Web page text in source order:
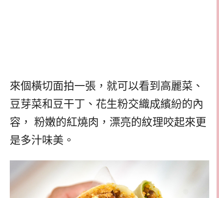
來個橫切面拍一張，就可以看到高麗菜、
豆芽菜和豆干丁、花生粉交織成繽紛的內
容， 粉嫩的紅燒肉，漂亮的紋理咬起來更
是多汁味美。